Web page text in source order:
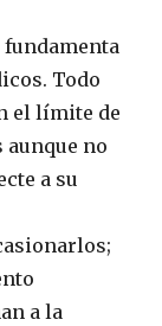
Todo
el límite de
no
a su
a la